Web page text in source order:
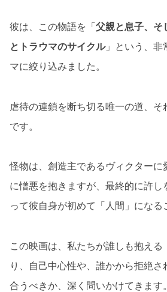
彼は、この物語を「父親と息子、そ
とトラウマのサイクル」という、非
マに絞り込みました。
虐待の連鎖を断ち切る唯一の道、
です。
怪物は、創造主であるヴィクターに
に憎悪を抱きますが、最終的に許し
って彼自身が初めて「人間」になる
この映画は、私たちが誰しも抱える
り、自己中心性や、誰かから拒絶さ
合うべきか、深く問いかけてきます。